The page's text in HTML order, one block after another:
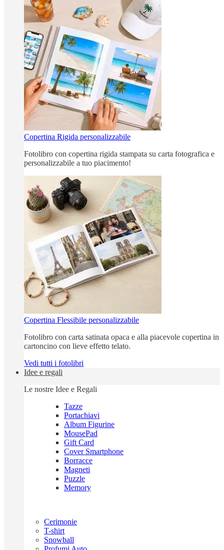
Copertina Rigida personalizzabile
Fotolibro con copertina rigida stampata su carta fotografica e
personalizzabile a tuo piacimento!
Copertina Flessibile personalizzabile
Fotolibro con carta satinata opaca e alla piacevole copertina in
cartoncino con lieve effetto telato.
Vedi tutti i fotolibri
Idee e regali
Le nostre Idee e Regali
Tazze
Portachiavi
Album Figurine
MousePad
Gift Card
Cover Smartphone
Borracce
Magneti
Puzzle
Memory
Cerimonie
T-shirt
Snowball